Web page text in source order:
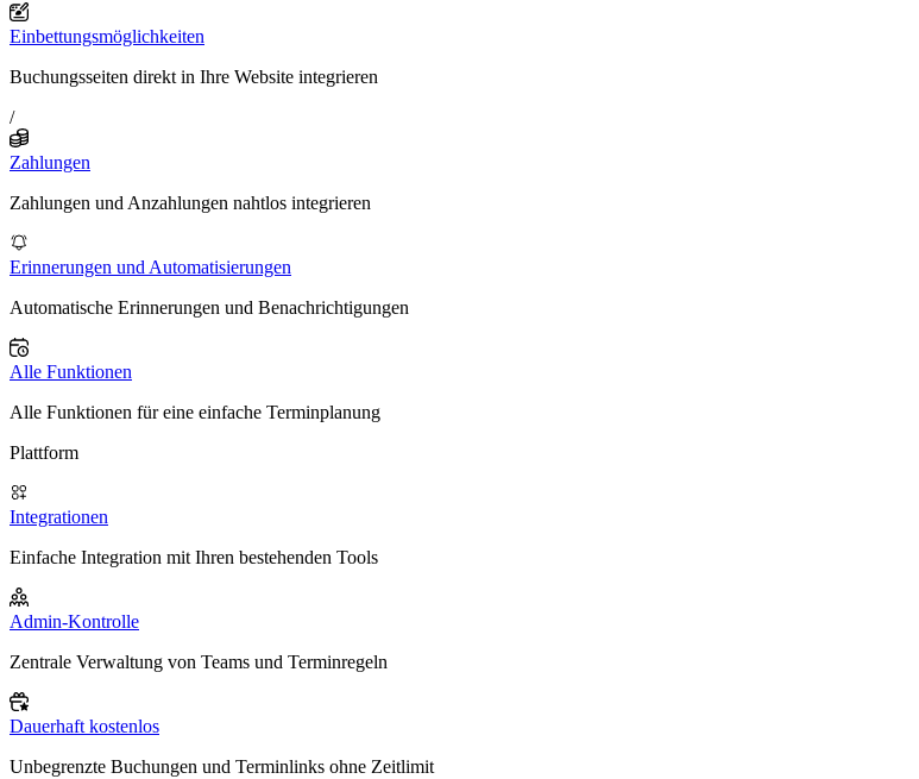
Einbettungsmöglichkeiten
Buchungsseiten direkt in Ihre Website integrieren
/
Zahlungen
Zahlungen und Anzahlungen nahtlos integrieren
Erinnerungen und Automatisierungen
Automatische Erinnerungen und Benachrichtigungen
Alle Funktionen
Alle Funktionen für eine einfache Terminplanung
Plattform
Integrationen
Einfache Integration mit Ihren bestehenden Tools
Admin-Kontrolle
Zentrale Verwaltung von Teams und Terminregeln
Dauerhaft kostenlos
Unbegrenzte Buchungen und Terminlinks ohne Zeitlimit